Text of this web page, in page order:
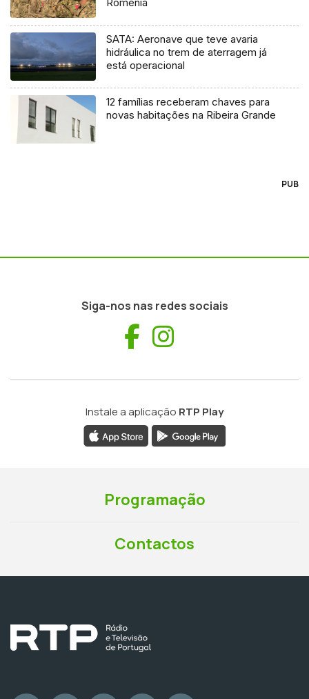
Roménia
SATA: Aeronave que teve avaria
hidráulica no trem de aterragem já
está operacional
12 famílias receberam chaves para
novas habitações na Ribeira Grande
PUB
Siga-nos nas redes sociais
Facebook
Instale a aplicação RTP Play
Programação
Contactos